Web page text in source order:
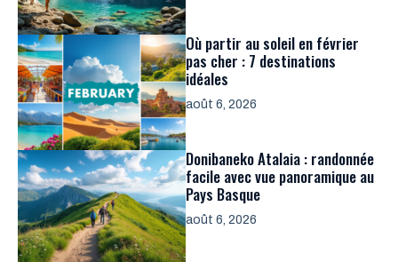
Où partir au soleil en février
pas cher : 7 destinations
idéales
août 6, 2026
Donibaneko Atalaia : randonnée
facile avec vue panoramique au
Pays Basque
août 6, 2026